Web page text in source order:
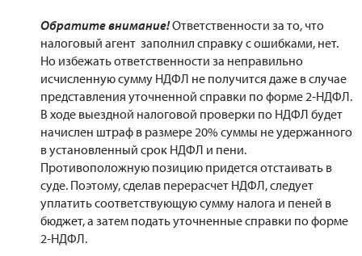
Обратите внимание!Ответственности за то, что
налоговый агент заполнил справку с ошибками, нет.
Но избежать ответственности за неправильно
исчисленную сумму НДФЛ не получится даже в случае
представления уточненной справки по форме 2-НДФЛ.
В ходе выездной налоговой проверки по НДФЛ будет
начислен штраф в размере 20% суммы не удержанного
в установленный срок НДФЛ и пени.
Противоположную позицию придется отстаивать в
суде. Поэтому, сделав перерасчет НДФЛ, следует
уплатить соответствующую сумму налога и пеней в
бюджет, а затем подать уточненные справки по форме
2-НДФЛ.